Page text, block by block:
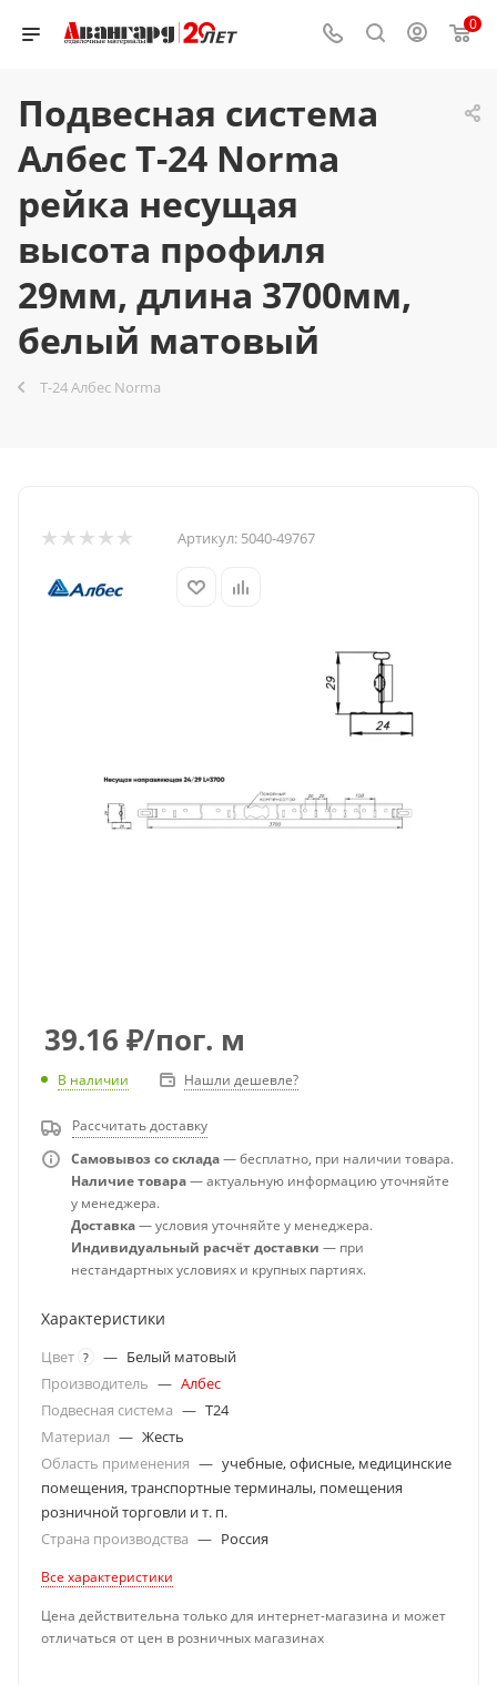
0
Подвесная система
Албес T-24 Norma
рейка несущая
высота профиля
29мм, длина 3700мм,
белый матовый
T-24 Албес Norma
Артикул: 5040-49767
39.16 ₽/пог. м
В наличии Нашли дешевле?
Рассчитать доставку
Самовывоз со склада— бесплатно, при наличии товара.
Наличие товара— актуальную информацию уточняйте
у менеджера.
Доставка— условия уточняйте у менеджера.
Индивидуальный расчёт доставки — при
нестандартных условиях и крупных партиях.
Характеристики
Цвет ? — Белый матовый
Производитель — Албес
Подвесная система — T24
Материал — Жесть
Область применения — учебные, офисные, медицинские
помещения, транспортные терминалы, помещения
розничной торговли и т. п.
Страна производства — Россия
Все характеристики
Цена действительна только для интернет-магазина и может
отличаться от цен в розничных магазинах